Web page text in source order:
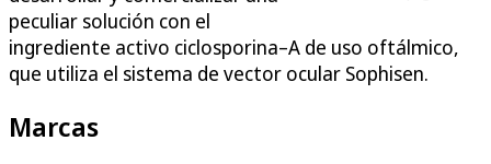
peculiar solución con el
ingrediente activo ciclosporina–A de uso oftálmico,
que utiliza el sistema de vector ocular Sophisen.
Marcas